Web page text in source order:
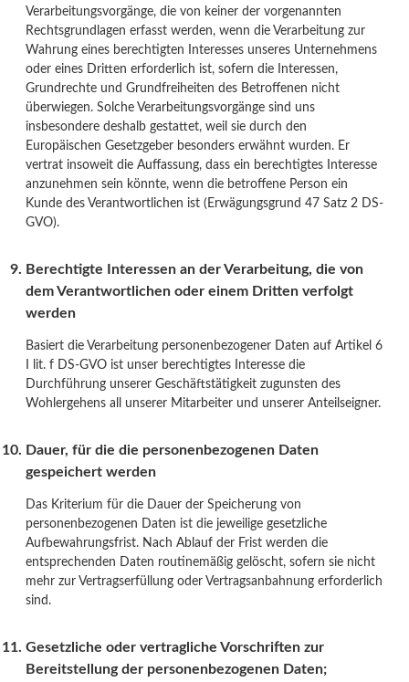
Verarbeitungsvorgänge, die von keiner der vorgenannten
Rechtsgrundlagen erfasst werden, wenn die Verarbeitung zur
Wahrung eines berechtigten Interesses unseres Unternehmens
oder eines Dritten erforderlich ist, sofern die Interessen,
Grundrechte und Grundfreiheiten des Betroffenen nicht
überwiegen. Solche Verarbeitungsvorgänge sind uns
insbesondere deshalb gestattet, weil sie durch den
Europäischen Gesetzgeber besonders erwähnt wurden. Er
vertrat insoweit die Auffassung, dass ein berechtigtes Interesse
anzunehmen sein könnte, wenn die betroffene Person ein
Kunde des Verantwortlichen ist (Erwägungsgrund 47 Satz 2 DS-
GVO).
Berechtigte Interessen an der Verarbeitung, die von
dem Verantwortlichen oder einem Dritten verfolgt
werden
Basiert die Verarbeitung personenbezogener Daten auf Artikel 6
I lit. f DS-GVO ist unser berechtigtes Interesse die
Durchführung unserer Geschäftstätigkeit zugunsten des
Wohlergehens all unserer Mitarbeiter und unserer Anteilseigner.
Dauer, für die die personenbezogenen Daten
gespeichert werden
Das Kriterium für die Dauer der Speicherung von
personenbezogenen Daten ist die jeweilige gesetzliche
Aufbewahrungsfrist. Nach Ablauf der Frist werden die
entsprechenden Daten routinemäßig gelöscht, sofern sie nicht
mehr zur Vertragserfüllung oder Vertragsanbahnung erforderlich
sind.
Gesetzliche oder vertragliche Vorschriften zur
Bereitstellung der personenbezogenen Daten;